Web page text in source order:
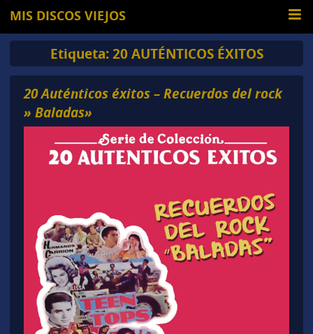
MIS DISCOS VIEJOS
Etiqueta:20 AUTÉNTICOS ÉXITOS
20 Auténticos éxitos – Recuerdos del rock
» Baladas»